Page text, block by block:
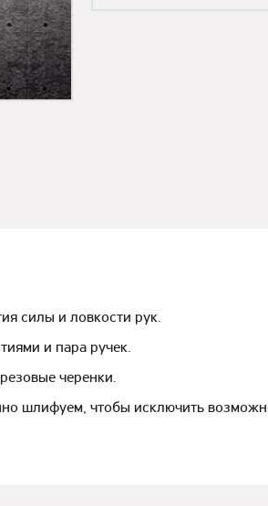
силы и ловкости рук.
и пара ручек.
черенки.
шлифуем, чтобы исключить